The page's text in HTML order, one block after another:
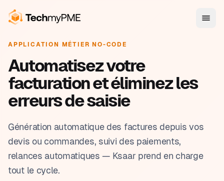
APPLICATION MÉTIER NO-CODE
Automatisez votre
facturation et éliminez les
erreurs de saisie
Génération automatique des factures depuis vos
devis ou commandes, suivi des paiements,
relances automatiques — Ksaar prend en charge
tout le cycle.